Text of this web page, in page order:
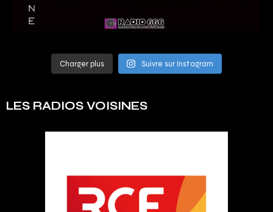
Charger plus Suivre sur Instagram
LES RADIOS VOISINES